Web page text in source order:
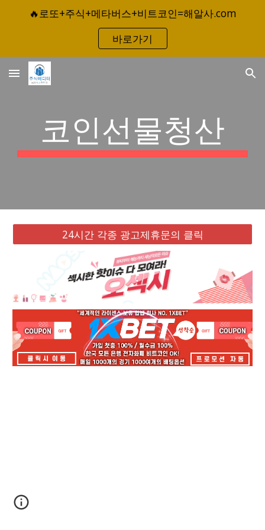
Skip to main content Skip to navigation
🔥로또+주식+메타버스+비트코인=해알사.com
바로가기
코인선물청산
24시간 각종 광고제휴문의 클릭